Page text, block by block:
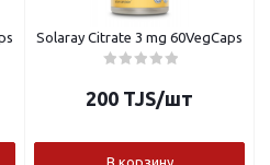
Solaray Citrate 3 mg 60VegCaps
200 TJS/шт
В корзину